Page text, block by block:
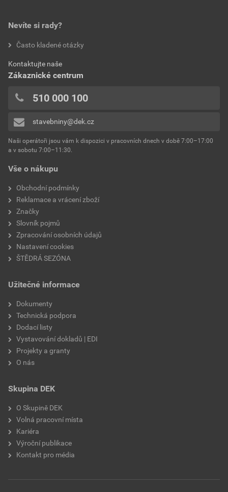
Vše o nákupu
Obchodní podmínky
Reklamace a vrácení zboží
Značky
Slovník pojmů
Zpracování osobních údajů
Nastavení cookies
ŠTĚDRÁ SEZÓNA
Užitečné informace
Dokumenty
Technická podpora
Dodací listy
Vystavování dokladů | EDI
Projekty a granty
O nás
Skupina DEK
O Skupině DEK
Volná pracovní místa
Kariéra
Výroční publikace
Kontakt pro média
Nevíte si rady?
Často kladené otázky
Kontaktujte naše
Zákaznické centrum
510 000 100
stavebniny@dek.cz
Naši operátoři jsou vám k dispozici v pracovních dnech v době 7:00–17:00
a v sobotu 7:00–11:30.